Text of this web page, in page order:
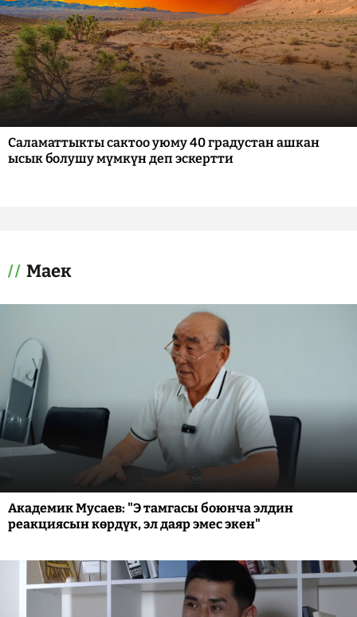
Саламаттыкты сактоо уюму 40 градустан ашкан
ысык болушу мүмкүн деп эскертти
Маек
Академик Мусаев: "Э тамгасы боюнча элдин
реакциясын көрдүк, эл даяр эмес экен"